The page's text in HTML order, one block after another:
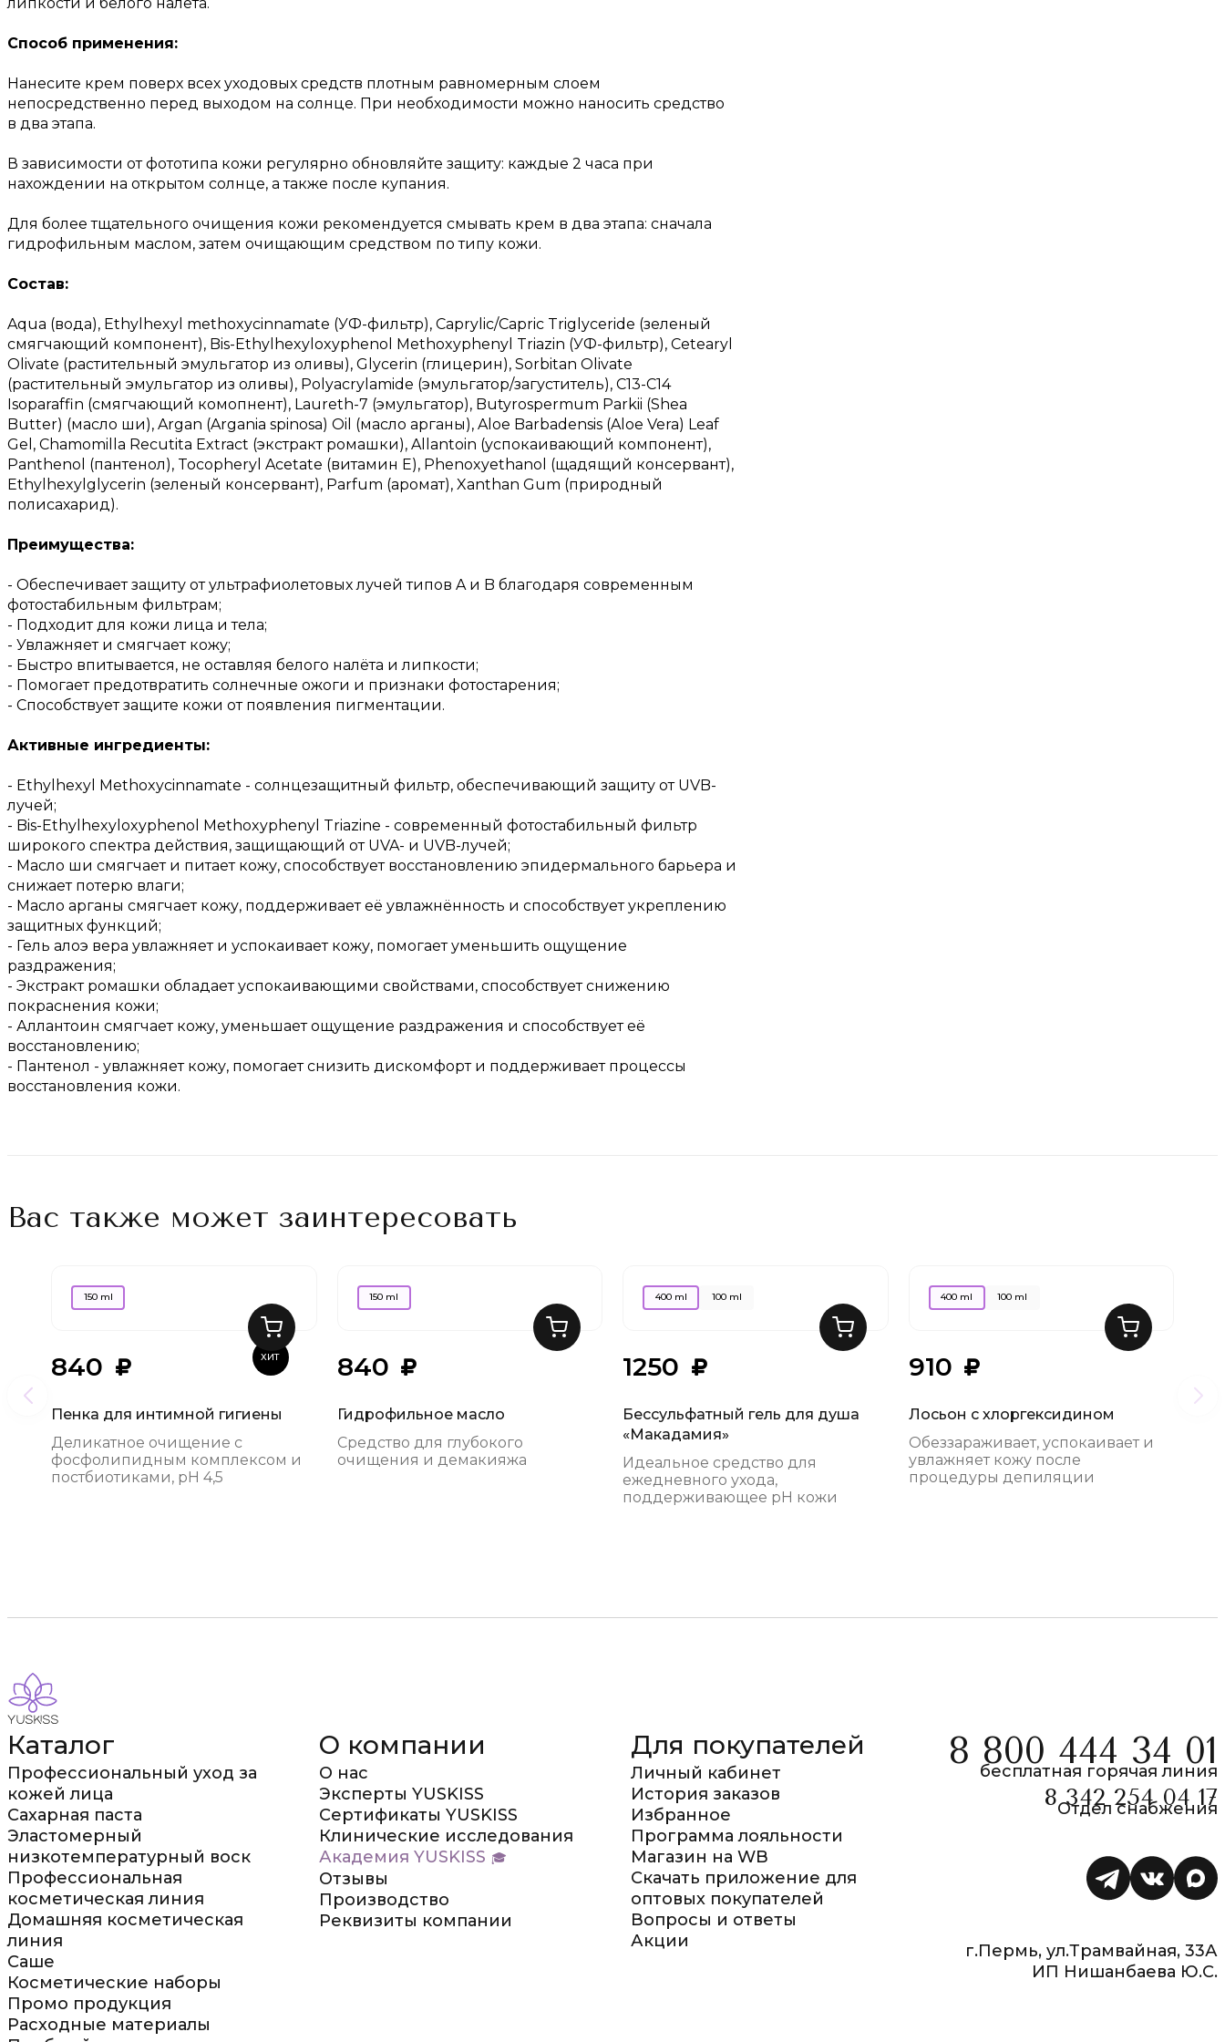
Способ применения:
Нанесите крем поверх всех уходовых средств плотным равномерным слоем
непосредственно перед выходом на солнце. При необходимости можно наносить средство
в два этапа.
В зависимости от фототипа кожи регулярно обновляйте защиту: каждые 2 часа при
нахождении на открытом солнце, а также после купания.
Для более тщательного очищения кожи рекомендуется смывать крем в два этапа: сначала
гидрофильным маслом, затем очищающим средством по типу кожи.
Состав:
Aqua (вода), Ethylhexyl methoxycinnamate (УФ-фильтр), Caprylic/Capric Triglyceride (зеленый
смягчающий компонент), Bis-Ethylhexyloxyphenol Methoxyphenyl Triazin (УФ-фильтр), Cetearyl
Olivate (растительный эмульгатор из оливы), Glycerin (глицерин), Sorbitan Olivate
(растительный эмульгатор из оливы), Polyacrylamide (эмульгатор/загуститель), C13-С14
Isoparaffin (смягчающий комопнент), Laureth-7 (эмульгатор), Butyrospermum Parkii (Shea
Butter) (масло ши), Argan (Argania spinosa) Oil (масло арганы), Aloe Barbadensis (Aloe Vera) Leaf
Gel, Chamomilla Recutita Extract (экстракт ромашки), Allantoin (успокаивающий компонент),
Panthenol (пантенол), Tocopheryl Acetate (витамин Е), Phenoxyethanol (щадящий консервант),
Ethylhexylglycerin (зеленый консервант), Parfum (аромат), Xanthan Gum (природный
полисахарид).
Преимущества:
- Обеспечивает защиту от ультрафиолетовых лучей типов A и B благодаря современным
фотостабильным фильтрам;
- Подходит для кожи лица и тела;
- Увлажняет и смягчает кожу;
- Быстро впитывается, не оставляя белого налёта и липкости;
- Помогает предотвратить солнечные ожоги и признаки фотостарения;
- Способствует защите кожи от появления пигментации.
Активные ингредиенты:
- Ethylhexyl Methoxycinnamate - солнцезащитный фильтр, обеспечивающий защиту от UVB-
лучей;
- Bis-Ethylhexyloxyphenol Methoxyphenyl Triazine - современный фотостабильный фильтр
широкого спектра действия, защищающий от UVA- и UVB-лучей;
- Масло ши смягчает и питает кожу, способствует восстановлению эпидермального барьера и
снижает потерю влаги;
- Масло арганы смягчает кожу, поддерживает её увлажнённость и способствует укреплению
защитных функций;
- Гель алоэ вера увлажняет и успокаивает кожу, помогает уменьшить ощущение
раздражения;
- Экстракт ромашки обладает успокаивающими свойствами, способствует снижению
покраснения кожи;
- Аллантоин смягчает кожу, уменьшает ощущение раздражения и способствует её
восстановлению;
- Пантенол - увлажняет кожу, помогает снизить дискомфорт и поддерживает процессы
восстановления кожи.
Вас также может заинтересовать
150 ml
ХИТ
840
Пенка для интимной гигиены
Деликатное очищение с
фосфолипидным комплексом и
постбиотиками, pH 4,5
150 ml
840
Гидрофильное масло
Средство для глубокого
очищения и демакияжа
400 ml 100 ml
1250
Бессульфатный гель для душа
«Макадамия»
Идеальное средство для
ежедневного ухода,
поддерживающее pH кожи
400 ml 100 ml
910
Лосьон с хлоргексидином
Обеззараживает, успокаивает и
увлажняет кожу после
процедуры депиляции
Каталог
Профессиональный уход за
кожей лица
Сахарная паста
Эластомерный
низкотемпературный воск
Профессиональная
косметическая линия
Домашняя косметическая
линия
Саше
Косметические наборы
Промо продукция
Расходные материалы
О компании
О нас
Эксперты YUSKISS
Сертификаты YUSKISS
Клинические исследования
Академия YUSKISS
Отзывы
Производство
Реквизиты компании
Для покупателей
Личный кабинет
История заказов
Избранное
Программа лояльности
Магазин на WB
Скачать приложение для
оптовых покупателей
Вопросы и ответы
Акции
8 800 444 34 01
бесплатная горячая линия
8 342 254 04 17
Отдел снабжения
г.Пермь, ул.Трамвайная, 33А
ИП Нишанбаева Ю.С.